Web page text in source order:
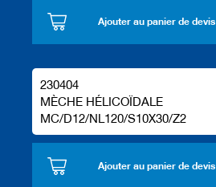
Ajouter au panier de devis
230404
MÈCHE HÉLICOÏDALE
MC/D12/NL120/S10X30/Z2
Ajouter au panier de devis